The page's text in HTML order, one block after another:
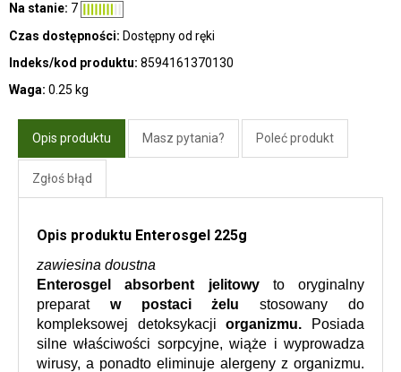
Na stanie: 7
Czas dostępności: Dostępny od ręki
Indeks/kod produktu: 8594161370130
Waga: 0.25 kg
Opis produktu Masz pytania? Poleć produkt
Zgłoś błąd
Opis produktu Enterosgel 225g
zawiesina doustna
Enterosgel absorbent jelitowy to oryginalny
preparat w postaci żelu stosowany do
kompleksowej detoksykacji organizmu.
Posiada
silne właściwości sorpcyjne, wiąże i wyprowadza
wirusy, a ponadto eliminuje alergeny z organizmu.